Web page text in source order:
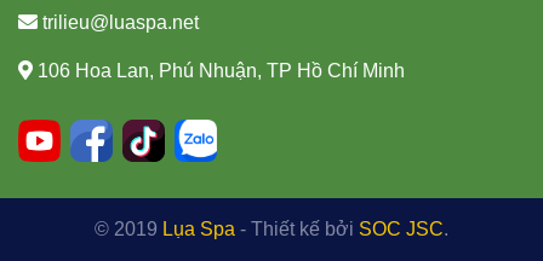
trilieu@luaspa.net
106 Hoa Lan, Phú Nhuận, TP Hồ Chí Minh
© 2019 Lụa Spa - Thiết kế bởi SOC JSC.